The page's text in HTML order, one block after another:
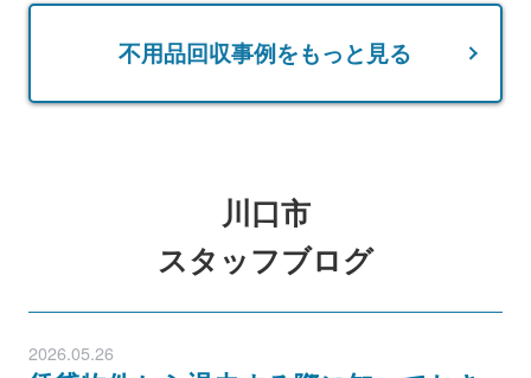
不用品回収事例をもっと見る
川口市
スタッフブログ
2026.05.26